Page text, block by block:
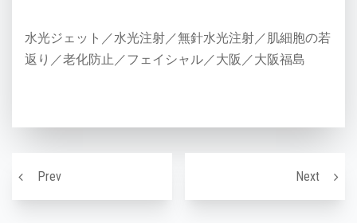
水光ジェット／水光注射／無針水光注射／肌細胞の若
返り／老化防止／フェイシャル／大阪／大阪福島
Prev
《エニシーグローパック》の効果！ Next水光